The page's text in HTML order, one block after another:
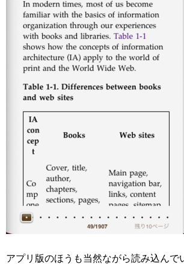
アプリ版のほうも当然ながら読み込んで